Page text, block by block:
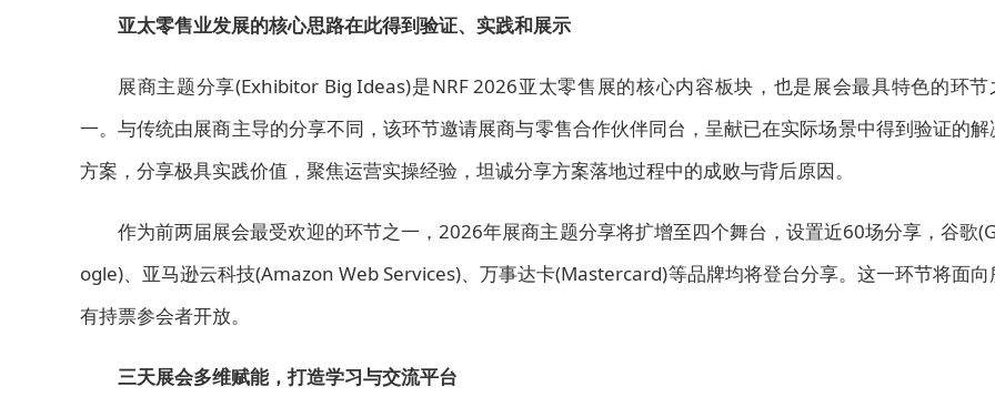
亚太零售业发展的核心思路在此得到验证、实践和展示
展商主题分享(Exhibitor Big Ideas)是NRF 2026亚太零售展的核心内容板块，也是展会最具特色的环节
一。与传统由展商主导的分享不同，该环节邀请展商与零售合作伙伴同台， 呈献已在实际场景中得到验证的解
方案，分享极具实践价值，聚焦运营实操经验，坦诚分享方案落地过程中的成败与背后原因。
作为前两届展会最受欢迎的环节之一，2026年展商主题分享将扩增至四个舞台，设置近60场分享，谷歌
ogle)、亚马逊云科技(Amazon Web Services)、万事达卡(Mastercard)等品牌均将登台分享。 这一环节将面向
有持票参会者开放。
三天展会多维赋能，打造学习与交流平台